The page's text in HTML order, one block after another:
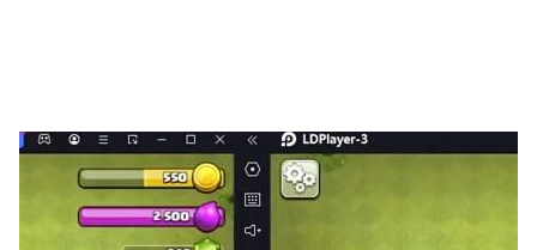
التسلية .
تتضمن اللعبة لعبتين في تطبيق واحد اللعبة الاولى هي لعبة كلمة
السر واللعبة الثانية هي لعبة الذاكرة الخارقة